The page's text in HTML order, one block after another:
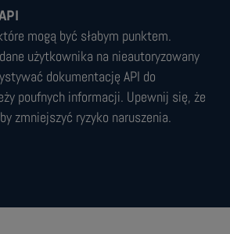
mogą być słabym punktem.
użytkownika na nieautoryzowany
dokumentację API do
poufnych informacji. Upewnij się, że
zmniejszyć ryzyko naruszenia.